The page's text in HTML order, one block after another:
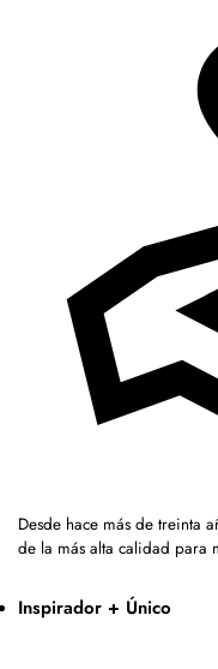
Desde hace más de treinta
de la más alta calidad para
Inspirador + Único